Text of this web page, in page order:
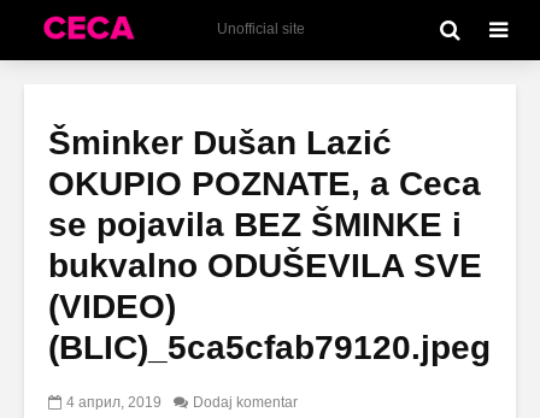
Unofficial site
Šminker Dušan Lazić
OKUPIO POZNATE, a Ceca
se pojavila BEZ ŠMINKE i
bukvalno ODUŠEVILA SVE
(VIDEO)
(BLIC)_5ca5cfab79120.jpeg
4 април, 2019 Dodaj komentar